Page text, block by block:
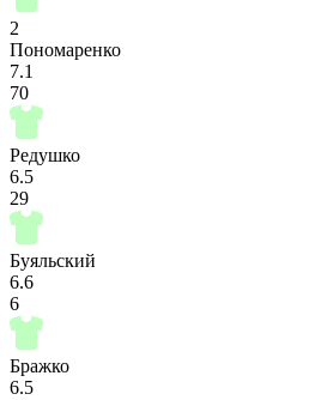
2
Пономаренко
7.1
70
Редушко
6.5
29
Буяльский
6.6
6
Бражко
6.5